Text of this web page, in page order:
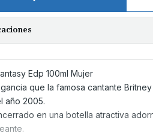
Edp 100ml Mujer
que la famosa cantante
año 2005.
en una botella atractiva